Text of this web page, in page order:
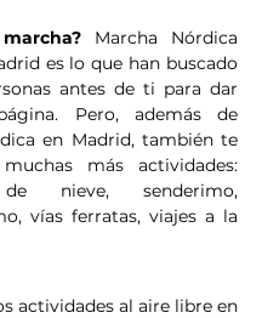
Marcha Nórdica
es lo que han buscado
antes de ti para dar
Pero, además de
en Madrid, también te
más actividades:
nieve, senderimo,
vías ferratas, viajes a la
actividades al aire libre en